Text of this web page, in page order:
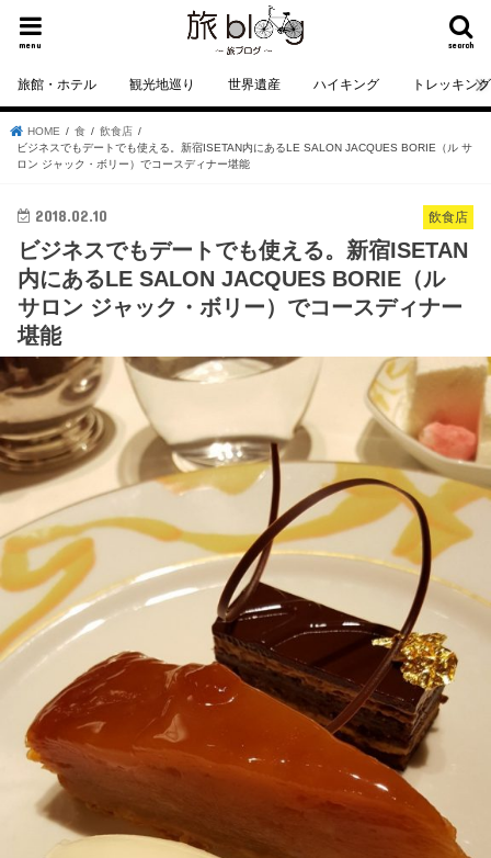
search
menu
旅館・ホテル 観光地巡り 世界遺産 ハイキング トレッキング
HOME 食
飲食店
ビジネスでもデートでも使える。新宿ISETAN内にあるLE SALON JACQUES BORIE（ル サ
ロン ジャック・ボリー）でコースディナー堪能
飲食店
2018.02.10
ビジネスでもデートでも使える。新宿ISETAN
内にあるLE SALON JACQUES BORIE（ル
サロン ジャック・ボリー）でコースディナー
堪能